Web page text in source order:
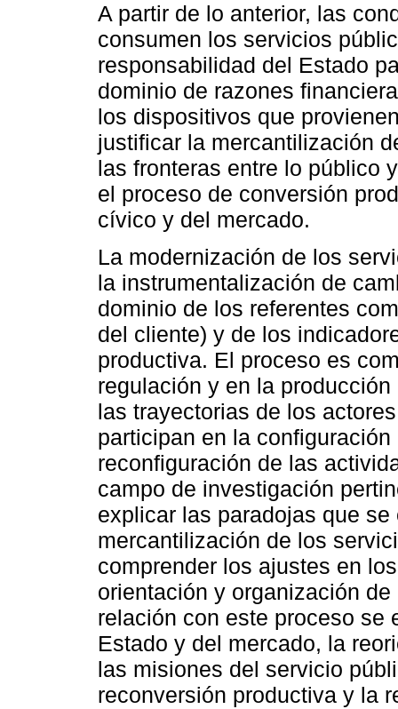
A partir de lo anterior, las
consumen los servicios
responsabilidad del Estado
dominio de razones
los dispositivos que
justificar la mercantilización
las fronteras entre lo público
el proceso de conversión
cívico y del mercado.
La modernización de los
la instrumentalización de
dominio de los referentes
del cliente) y de los
productiva. El proceso es
regulación y en la
las trayectorias de los
participan en la
reconfiguración de las
campo de investigación
explicar las paradojas que
mercantilización de los
comprender los ajustes en
orientación y organización
relación con este proceso se
Estado y del mercado, la
las misiones del servicio
reconversión productiva y la